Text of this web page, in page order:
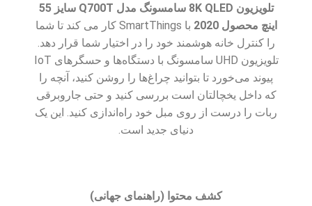
تلویزیون 8K QLED سامسونگ مدل Q700T سایز 55
اینچ محصول 2020
با SmartThings کار می کند تا شما
را کنترل خانه هوشمند خود را در اختیار شما قرار دهد.
تلویزیون UHD سامسونگ با دستگاه‌ها و حسگرهای IoT
پیوند می‌خورد تا بتوانید چراغ‌ها را روشن کنید، آنچه را
که داخل یخچالتان است بررسی کنید و حتی جاروبرقی
ربات را درست از روی مبل خود راه‌اندازی کنید. این یک
دنیای جدید است.
کشف محتوا (راهنمای جهانی)